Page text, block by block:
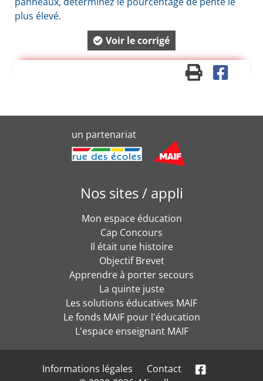
plus élevé.
Voir le corrigé
un partenariat
Nos sites / appli
Mon espace éducation
Cap Concours
Il était une histoire
Objectif Brevet
Apprendre à porter secours
La quinte juste
Les solutions éducatives MAIF
Le fonds MAIF pour l'éducation
L'espace enseignant MAIF
Informations légales
Contact